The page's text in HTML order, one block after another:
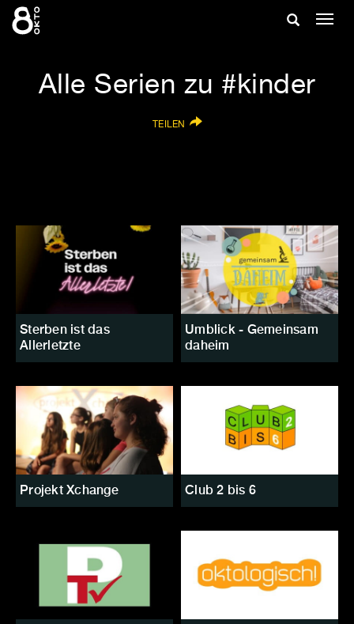
Zum
Inhalt
Suche
Alle Serien zu #kinder
TEILEN
Sterben ist das
Allerletzte
Umblick - Gemeinsam
daheim
Projekt Xchange Club 2 bis 6